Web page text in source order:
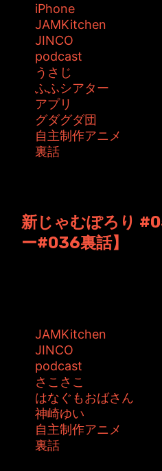
iPhone
JAMKitchen
JINCO
podcast
うさじ
ふふシアター
アプリ
グダグダ団
自主制作アニメ
裏話
新じゃむぽろり
ー#036裏話】
JAMKitchen
JINCO
podcast
さこさこ
はなぐもおばさん
神崎ゆい
自主制作アニメ
裏話